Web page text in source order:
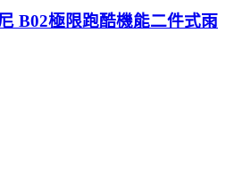
B02極限跑酷機能二件式雨